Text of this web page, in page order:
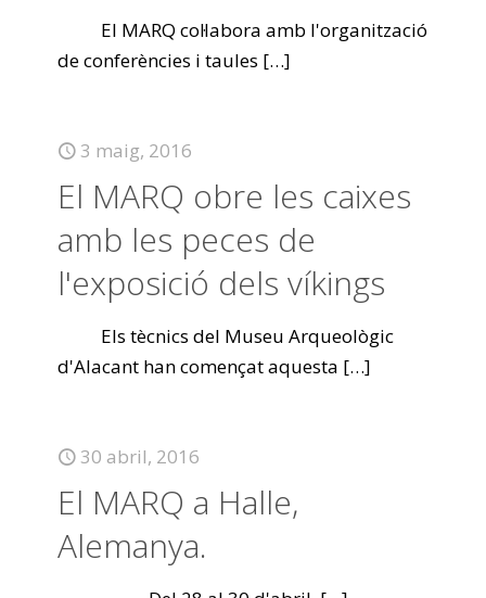
El MARQ col·labora amb l'organització
de conferències i taules […]
3 maig, 2016
El MARQ obre les caixes
amb les peces de
l'exposició dels víkings
Els tècnics del Museu Arqueològic
d'Alacant han començat aquesta […]
30 abril, 2016
El MARQ a Halle,
Alemanya.